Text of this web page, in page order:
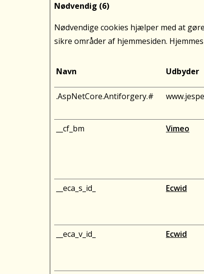
Nødvendig (6)
Nødvendige cookies hjælper med at
sikre områder af hjemmesiden.
Navn Udbyder
.AspNetCore.Antiforgery.#
__cf_bm Vimeo
__eca_s_id_ Ecwid
__eca_v_id_ Ecwid